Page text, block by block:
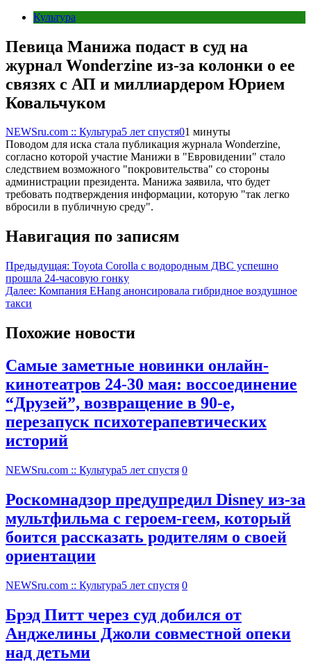
Культура
Певица Манижа подаст в суд на
журнал Wonderzine из-за колонки о ее
связях с АП и миллиардером Юрием
Ковальчуком
NEWSru.com :: Культура5 лет спустя01 минуты
Поводом для иска стала публикация журнала Wonderzine,
согласно которой участие Манижи в "Евровидении" стало
следствием возможного "покровительства" со стороны
администрации президента. Манижа заявила, что будет
требовать подтверждения информации, которую "так легко
вбросили в публичную среду".
Навигация по записям
Предыдущая: Toyota Corolla с водородным ДВС успешно
прошла 24-часовую гонку
Далее: Компания EHang анонсировала гибридное воздушное
такси
Похожие новости
Самые заметные новинки онлайн-
кинотеатров 24-30 мая: воссоединение
“Друзей”, возвращение в 90-е,
перезапуск психотерапевтических
историй
NEWSru.com :: Культура5 лет спустя 0
Роскомнадзор предупредил Disney из-за
мультфильма c героем-геем, который
боится рассказать родителям о своей
ориентации
NEWSru.com :: Культура5 лет спустя 0
Брэд Питт через суд добился от
Анджелины Джоли совместной опеки
над детьми